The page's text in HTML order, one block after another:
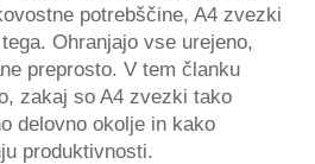
potrebščine, A4 zvezki
Ohranjajo vse urejeno,
preprosto. V tem članku
zakaj so A4 zvezki tako
delovno okolje in kako
produktivnosti.